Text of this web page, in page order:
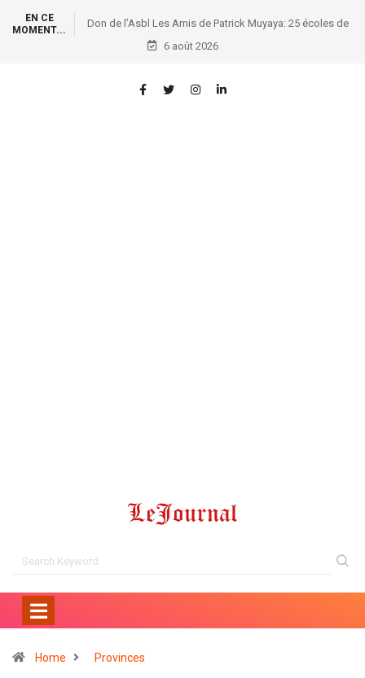
EN CE
MOMENT...
Don de l’Asbl Les Amis de Patrick Muyaya: 25 écoles de
la FUNA dotées de 1.000 kits scolaires !
6 août 2026
Home Provinces